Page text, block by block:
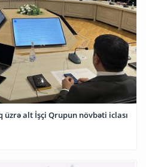
alt İşçi Qrupun növbəti iclası